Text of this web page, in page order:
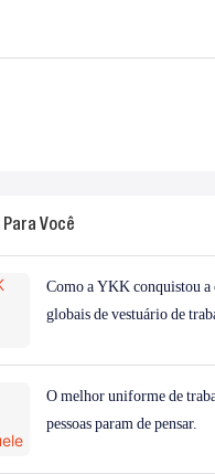
Você
Como a YKK conquistou a
globais de vestuário de
O melhor uniforme de
pessoas param de pensar.